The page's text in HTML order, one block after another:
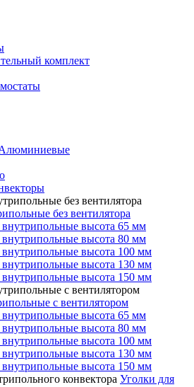
комплект
без вентилятора
высота 65 мм
высота 80 мм
высота 100 мм
высота 130 мм
высота 150 мм
с вентилятором
высота 65 мм
высота 80 мм
высота 100 мм
высота 130 мм
высота 150 мм
Уголки для